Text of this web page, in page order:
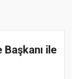
Başkanı ile